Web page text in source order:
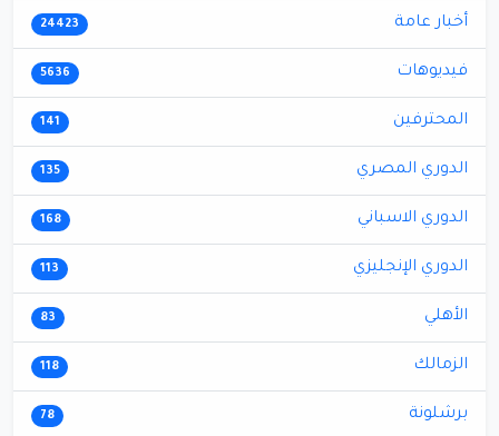
أخبار عامة 24423
فيديوهات 5636
المحترفين 141
الدوري المصري 135
الدوري الاسباني 168
الدوري الإنجليزي 113
الأهلي 83
الزمالك 118
برشلونة 78